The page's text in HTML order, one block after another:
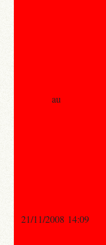
au
21/11/2008 14:09